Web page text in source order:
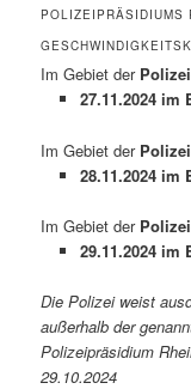
POLIZEIPRÄSIDIUMS
Im Gebiet der
27.11.2024 im
Im Gebiet der
28.11.2024 im
Im Gebiet der
29.11.2024 im
Die Polizei weist
außerhalb der
Polizeipräsidium
29.10.2024